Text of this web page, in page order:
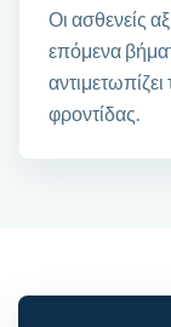
Οι ασθενείς
επόμενα
φροντίδας.